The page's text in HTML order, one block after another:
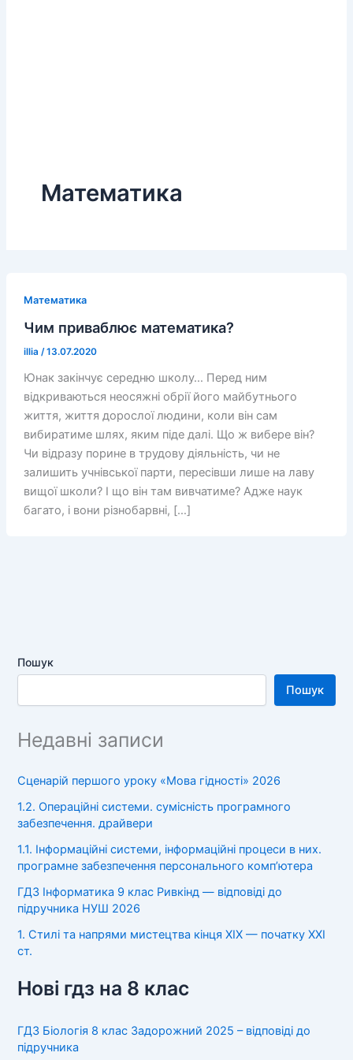
Математика
Математика
Чим приваблює математика?
illia /13.07.2020
Юнак закінчує середню школу… Перед ним
відкриваються неосяжні обрії його майбутнього
життя, життя дорослої людини, коли він сам
вибиратиме шлях, яким піде далі. Що ж вибере він?
Чи відразу порине в трудову діяльність, чи не
залишить учнівської парти, пересівши лише на лаву
вищої школи? І що він там вивчатиме? Адже наук
багато, і вони різнобарвні, […]
Пошук
Пошук
Недавні записи
Сценарій першого уроку «Мова гідності» 2026
1.2. Операційні системи. сумісність програмного
забезпечення. драйвери
1.1. Інформаційні системи, інформаційні процеси в них.
програмне забезпечення персонального комп’ютера
ГДЗ Інформатика 9 клас Ривкінд — відповіді до
підручника НУШ 2026
1. Стилі та напрями мистецтва кінця XIX — початку XXI
ст.
Нові гдз на 8 клас
ГДЗ Біологія 8 клас Задорожний 2025 – відповіді до
підручника